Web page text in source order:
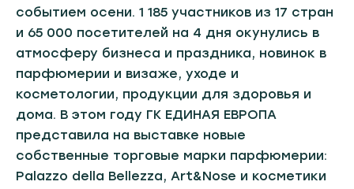
событием осени. 1 185 участников из 17 стран
и 65 000 посетителей на 4 дня окунулись в
атмосферу бизнеса и праздника, новинок в
парфюмерии и визаже, уходе и
косметологии, продукции для здоровья и
дома. В этом году ГК ЕДИНАЯ ЕВРОПА
представила на выставке новые
собственные торговые марки парфюмерии:
Palazzo della Bellezza, Art&Nose и косметики